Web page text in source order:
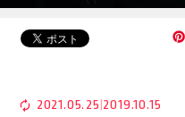
2021.05.25 2019.10.15